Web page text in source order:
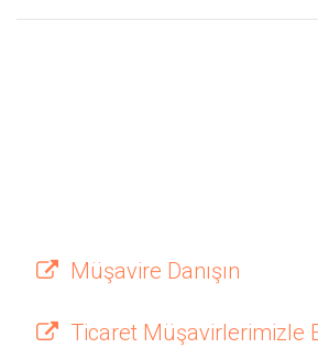
Müşavire Danışın
Ticaret Müşavirlerimizle